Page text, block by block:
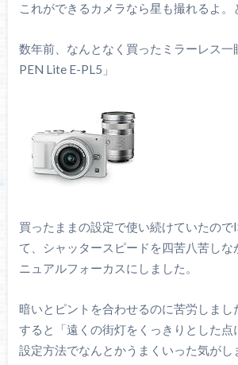
これができるカメラなら星も撮れるよ。
数年前、なんとなく買ったミラーレス一
PEN Lite E-PL5」
買ったままの設定で使い続けていたので
て、シャッタースピードを四苦八苦しな
ニュアルフォーカスにしました。
暗いとピントを合わせるのに苦労しまし
すると「遠くの街灯をくっきりとした点
設定方法でなんとかうまくいった気がし